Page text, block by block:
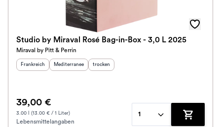
Studio by Miraval Rosé Bag-in-Box - 3,0 L 2025
Miraval by Pitt & Perrin
Herkunftsland
Frankreich Herkunftsregion
Mediterranee Geschmack
trocken
39,00 €
3.00 l (13.00 € / 1 Liter)
Lebensmittelangaben
1
Zum